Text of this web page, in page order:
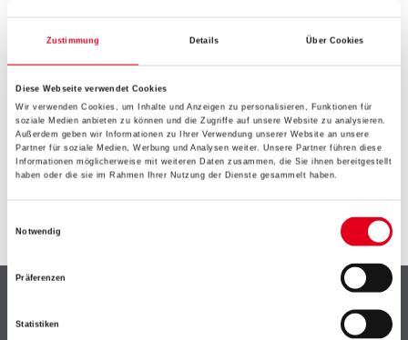
Zustimmung Details Über Cookies
Diese Webseite verwendet Cookies
Wir verwenden Cookies, um Inhalte und Anzeigen zu personalisieren, Funktionen für
soziale Medien anbieten zu können und die Zugriffe auf unsere Website zu analysieren.
Außerdem geben wir Informationen zu Ihrer Verwendung unserer Website an unsere
Partner für soziale Medien, Werbung und Analysen weiter. Unsere Partner führen diese
Informationen möglicherweise mit weiteren Daten zusammen, die Sie ihnen bereitgestellt
haben oder die sie im Rahmen Ihrer Nutzung der Dienste gesammelt haben.
Notwendig
Präferenzen
Statistiken
EIN KLEINER ZWISCHENFALL
IST AUFGETRETEN
Keine Sorge, wir pinseln schon an der Lösung und
werden das Problem so schnell wie möglich beheben.
Erkunden Sie in der Zwischenzeit unseren Online-Shop
und lassen Sie sich inspirieren.
Farbe